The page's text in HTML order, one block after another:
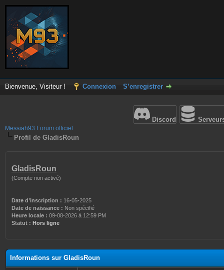
Bienvenue, Visiteur ! Connexion S’enregistrer
Discord
Messiah93 Forum officiel
Profil de GladisRoun
GladisRoun
(Compte non activé)
Date d’inscription : 16-05-2025
Date de naissance : Non spécifié
Heure locale : 09-08-2026 à 12:59 PM
Statut : Hors ligne
Informations sur GladisRoun